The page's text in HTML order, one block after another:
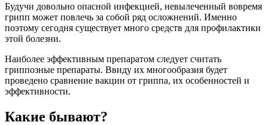
Будучи довольно опасной инфекцией, невылеченный вовремя
грипп может повлечь за собой ряд осложнений. Именно
поэтому сегодня существует много средств для профилактики
этой болезни.
Наиболее эффективным препаратом следует считать
гриппозные препараты. Ввиду их многообразия будет
проведено сравнение вакцин от гриппа, их особенностей и
эффективности.
Какие бывают?